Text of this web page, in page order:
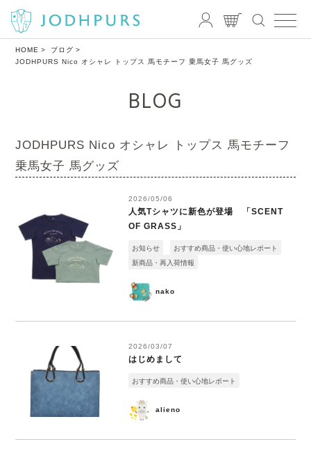
HOME
ブログ
JODHPURS Nico オシャレ トップス 馬モチーフ 乗馬女子 馬グッズ
BLOG
JODHPURS Nico オシャレ トップス 馬モチーフ
乗馬女子 馬グッズ
2026/05/06
人気Tシャツに新色が登場 「SCENT
OF GRASS」
nako
お知らせ
おすすめ商品・使い心地レポート
新商品・再入荷情報
2026/03/07
はじめまして
alieno
おすすめ商品・使い心地レポート